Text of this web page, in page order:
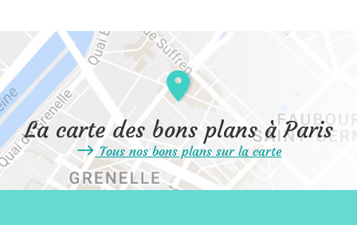
La carte des bons plans à Paris
Tous nos bons plans sur la carte